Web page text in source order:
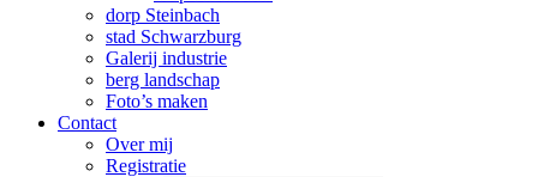
dorp Steinbach
stad Schwarzburg
Galerij industrie
berg landschap
Foto’s maken
Contact
Over mij
Registratie